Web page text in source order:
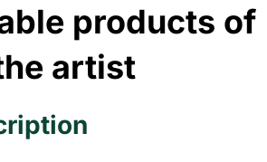
products of
artist